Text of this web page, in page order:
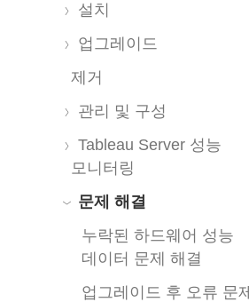
설치
업그레이드
제거
관리 및 구성
Tableau Server 성능
모니터링
문제 해결
누락된 하드웨어 성능
데이터 문제 해결
업그레이드 후 오류 문제